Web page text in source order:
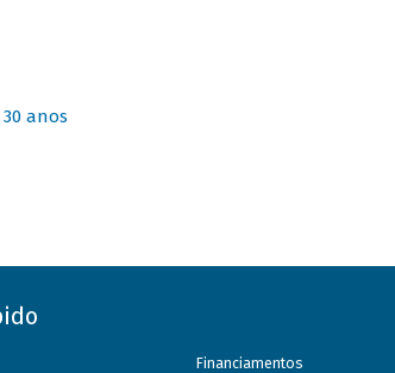
30 anos
Financiamentos